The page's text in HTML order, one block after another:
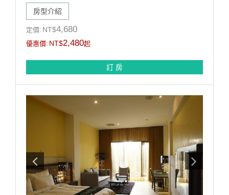
/住宿最熱門.搶先預定/：
https://dryadmotel.ezhotel.com.tw/
青森精品商旅 台南市歸仁區文化街三段529號 06-
2301212
房型介紹
定價: NT$4,680
優惠價: NT$2,480起
訂 房